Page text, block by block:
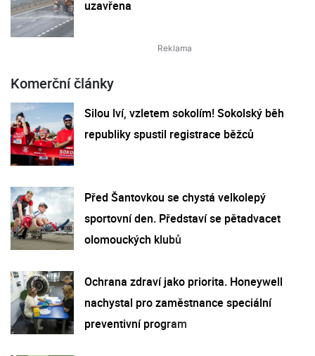
uzavřena
Komerční články
Silou lví, vzletem sokolím! Sokolský běh
republiky spustil registrace běžců
Před Šantovkou se chystá velkolepý
sportovní den. Představí se pětadvacet
olomouckých klubů
Ochrana zdraví jako priorita. Honeywell
nachystal pro zaměstnance speciální
preventivní program